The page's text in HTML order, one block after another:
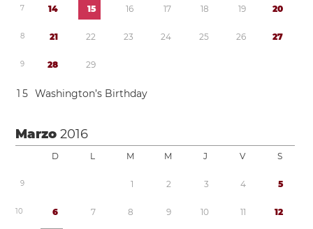
7 14 15 16 17 18 19 20
8 21 22 23 24 25 26 27
9 28 29
1 5 Washington’s Birthday
Marzo2016
D L M M J V S
9 1 2 3 4 5
10 6 7 8 9 10 11 12